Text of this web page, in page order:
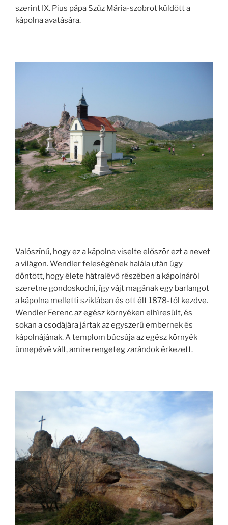
szerint IX. Pius pápa Szűz Mária-szobrot küldött a
kápolna avatására.
Valószínű, hogy ez a kápolna viselte először ezt a nevet
a világon. Wendler feleségének halála után úgy
döntött, hogy élete hátralévő részében a kápolnáról
szeretne gondoskodni, így vájt magának egy barlangot
a kápolna melletti sziklában és ott élt 1878-tól kezdve.
Wendler Ferenc az egész környéken elhíresült, és
sokan a csodájára jártak az egyszerű embernek és
kápolnájának. A templom búcsúja az egész környék
ünnepévé vált, amire rengeteg zarándok érkezett.